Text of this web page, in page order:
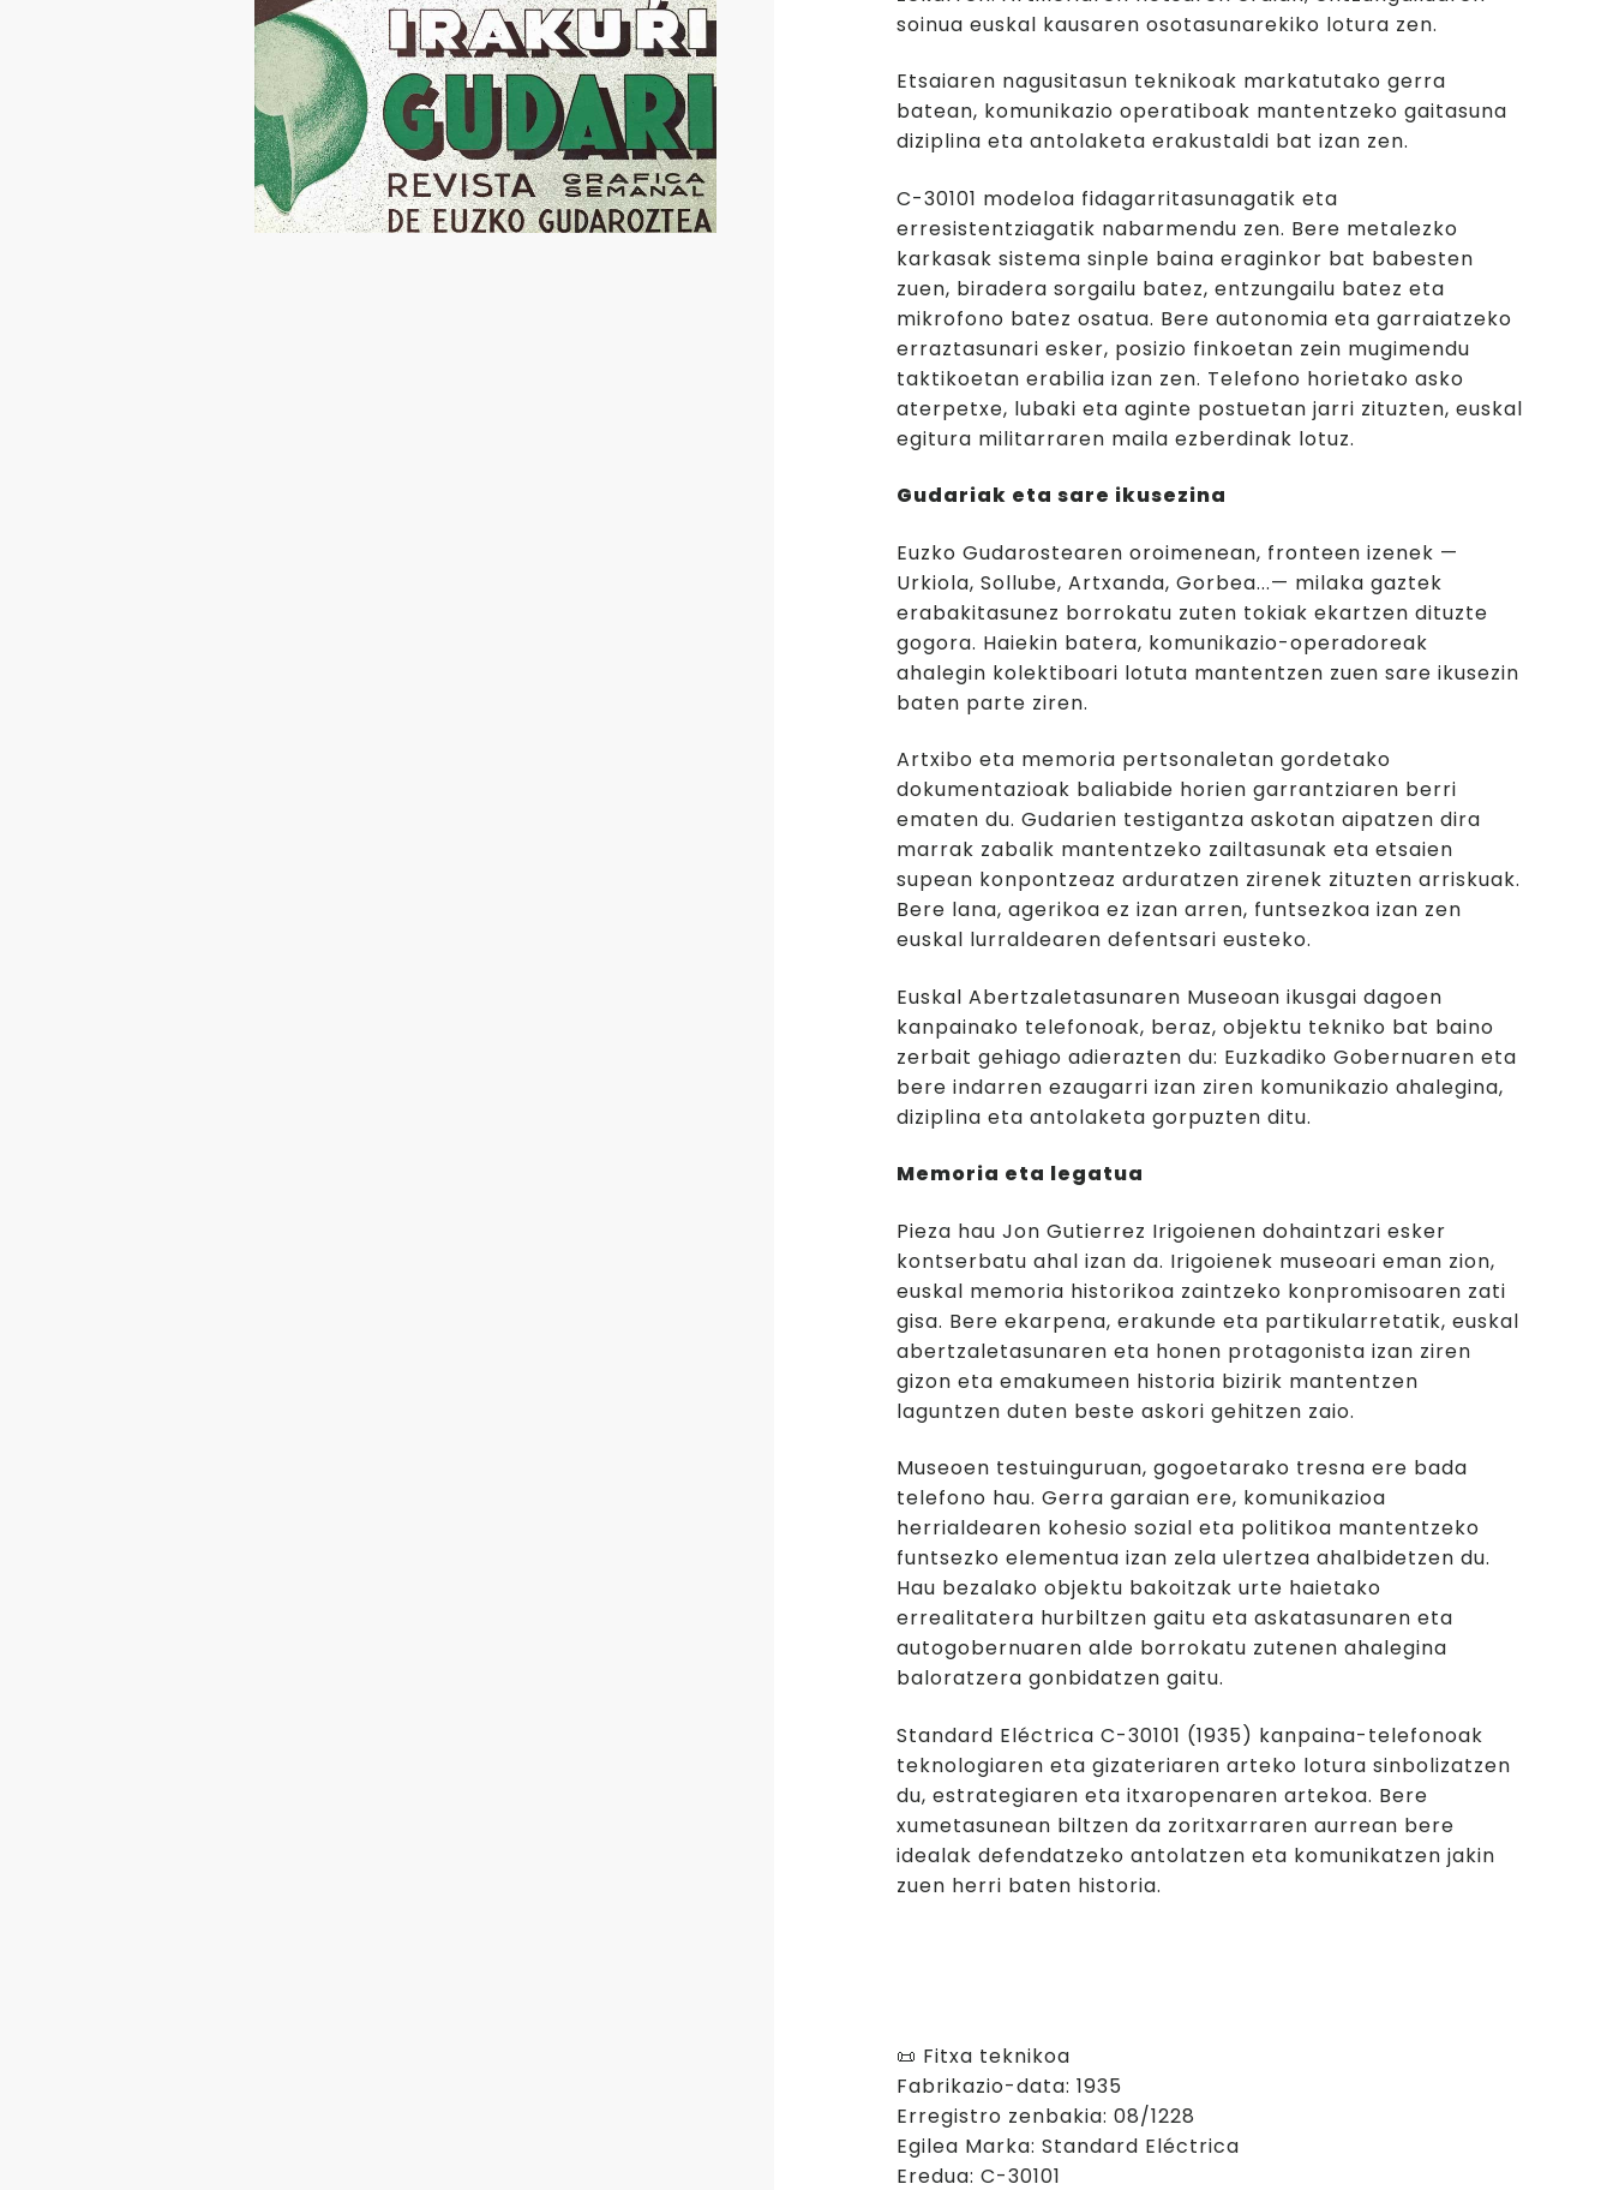
soinua euskal kausaren osotasunarekiko lotura zen.
Etsaiaren nagusitasun teknikoak markatutako gerra
batean, komunikazio operatiboak mantentzeko gaitasuna
diziplina eta antolaketa erakustaldi bat izan zen.
C-30101 modeloa fidagarritasunagatik eta
erresistentziagatik nabarmendu zen. Bere metalezko
karkasak sistema sinple baina eraginkor bat babesten
zuen, biradera sorgailu batez, entzungailu batez eta
mikrofono batez osatua. Bere autonomia eta garraiatzeko
erraztasunari esker, posizio finkoetan zein mugimendu
taktikoetan erabilia izan zen. Telefono horietako asko
aterpetxe, lubaki eta aginte postuetan jarri zituzten, euskal
egitura militarraren maila ezberdinak lotuz.
Gudariak eta sare ikusezina
Euzko Gudarostearen oroimenean, fronteen izenek —
Urkiola, Sollube, Artxanda, Gorbea...— milaka gaztek
erabakitasunez borrokatu zuten tokiak ekartzen dituzte
gogora. Haiekin batera, komunikazio-operadoreak
ahalegin kolektiboari lotuta mantentzen zuen sare ikusezin
baten parte ziren.
Artxibo eta memoria pertsonaletan gordetako
dokumentazioak baliabide horien garrantziaren berri
ematen du. Gudarien testigantza askotan aipatzen dira
marrak zabalik mantentzeko zailtasunak eta etsaien
supean konpontzeaz arduratzen zirenek zituzten arriskuak.
Bere lana, agerikoa ez izan arren, funtsezkoa izan zen
euskal lurraldearen defentsari eusteko.
Euskal Abertzaletasunaren Museoan ikusgai dagoen
kanpainako telefonoak, beraz, objektu tekniko bat baino
zerbait gehiago adierazten du: Euzkadiko Gobernuaren eta
bere indarren ezaugarri izan ziren komunikazio ahalegina,
diziplina eta antolaketa gorpuzten ditu.
Memoria eta legatua
Pieza hau Jon Gutierrez Irigoienen dohaintzari esker
kontserbatu ahal izan da. Irigoienek museoari eman zion,
euskal memoria historikoa zaintzeko konpromisoaren zati
gisa. Bere ekarpena, erakunde eta partikularretatik, euskal
abertzaletasunaren eta honen protagonista izan ziren
gizon eta emakumeen historia bizirik mantentzen
laguntzen duten beste askori gehitzen zaio.
Museoen testuinguruan, gogoetarako tresna ere bada
telefono hau. Gerra garaian ere, komunikazioa
herrialdearen kohesio sozial eta politikoa mantentzeko
funtsezko elementua izan zela ulertzea ahalbidetzen du.
Hau bezalako objektu bakoitzak urte haietako
errealitatera hurbiltzen gaitu eta askatasunaren eta
autogobernuaren alde borrokatu zutenen ahalegina
baloratzera gonbidatzen gaitu.
Standard Eléctrica C-30101 (1935) kanpaina-telefonoak
teknologiaren eta gizateriaren arteko lotura sinbolizatzen
du, estrategiaren eta itxaropenaren artekoa. Bere
xumetasunean biltzen da zoritxarraren aurrean bere
idealak defendatzeko antolatzen eta komunikatzen jakin
zuen herri baten historia.
📜 Fitxa teknikoa
Fabrikazio-data: 1935
Erregistro zenbakia: 08/1228
Egilea Marka: Standard Eléctrica
Eredua: C-30101